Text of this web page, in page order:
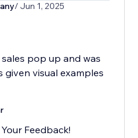
/ Jun 1, 2025
pop up and was
given visual examples
Feedback!